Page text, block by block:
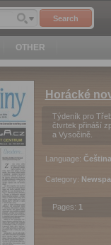
Search
OTHER
Horácké
Týdeník pro
čtvrtek přináší
a Vysočině.
Language: Čeština
Category:
Pages: 1